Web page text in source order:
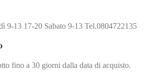
9-13 17-20 Sabato 9-13 Tel.0804722135
fino a 30 giorni dalla data di acquisto.